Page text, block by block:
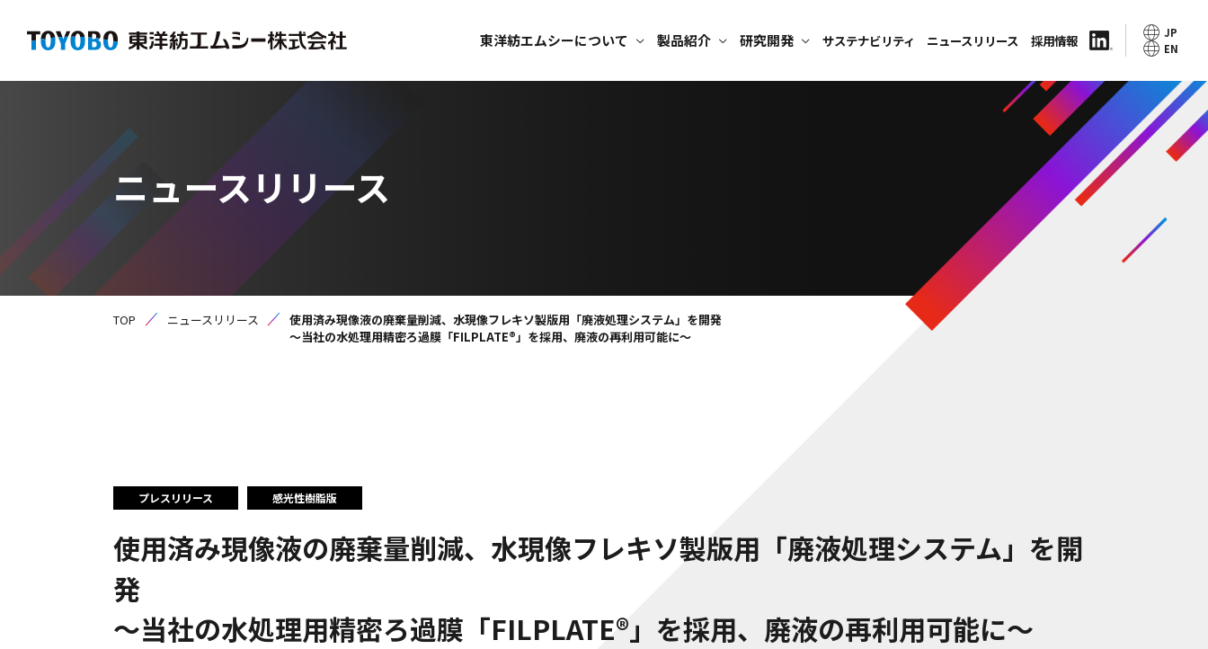
東洋紡エムシーについて 製品紹介 研究開発 サステナビリティ ニュースリリース 採用情報
JP
EN
ニュースリリース
TOP ニュースリリース
使用済み現像液の廃棄量削減、水現像フレキソ製版用「廃液処理システム」を開発
～当社の水処理用精密ろ過膜「FILPLATE®」を採用、廃液の再利用可能に～
プレスリリース 感光性樹脂版
使用済み現像液の廃棄量削減、水現像フレキソ製版用「廃液処理システム」を開
発
～当社の水処理用精密ろ過膜「FILPLATE®」を採用、廃液の再利用可能に～